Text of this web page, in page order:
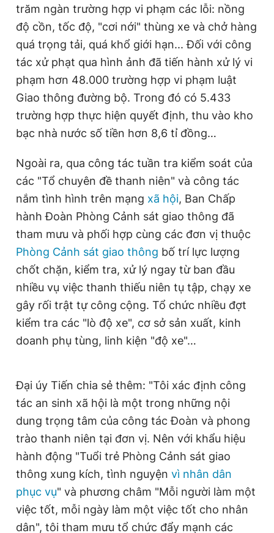
trăm ngàn trường hợp vi phạm các lỗi: nồng
độ cồn, tốc độ, "cơi nới" thùng xe và chở hàng
quá trọng tải, quá khổ giới hạn... Đối với công
tác xử phạt qua hình ảnh đã tiến hành xử lý vi
phạm hơn 48.000 trường hợp vi phạm luật
Giao thông đường bộ. Trong đó có 5.433
trường hợp thực hiện quyết định, thu vào kho
bạc nhà nước số tiền hơn 8,6 tỉ đồng…
Ngoài ra, qua công tác tuần tra kiểm soát của
các "Tổ chuyên đề thanh niên" và công tác
nắm tình hình trên mạng xã hội, Ban Chấp
hành Đoàn Phòng Cảnh sát giao thông đã
tham mưu và phối hợp cùng các đơn vị thuộc
Phòng Cảnh sát giao thông bố trí lực lượng
chốt chặn, kiểm tra, xử lý ngay từ ban đầu
nhiều vụ việc thanh thiếu niên tụ tập, chạy xe
gây rối trật tự công cộng. Tổ chức nhiều đợt
kiểm tra các "lò độ xe", cơ sở sản xuất, kinh
doanh phụ tùng, linh kiện "độ xe"…
Đại úy Tiến chia sẻ thêm: "Tôi xác định công
tác an sinh xã hội là một trong những nội
dung trọng tâm của công tác Đoàn và phong
trào thanh niên tại đơn vị. Nên với khẩu hiệu
hành động "Tuổi trẻ Phòng Cảnh sát giao
thông xung kích, tình nguyện vì nhân dân
phục vụ" và phương châm "Mỗi người làm một
việc tốt, mỗi ngày làm một việc tốt cho nhân
dân", tôi tham mưu tổ chức đẩy mạnh các